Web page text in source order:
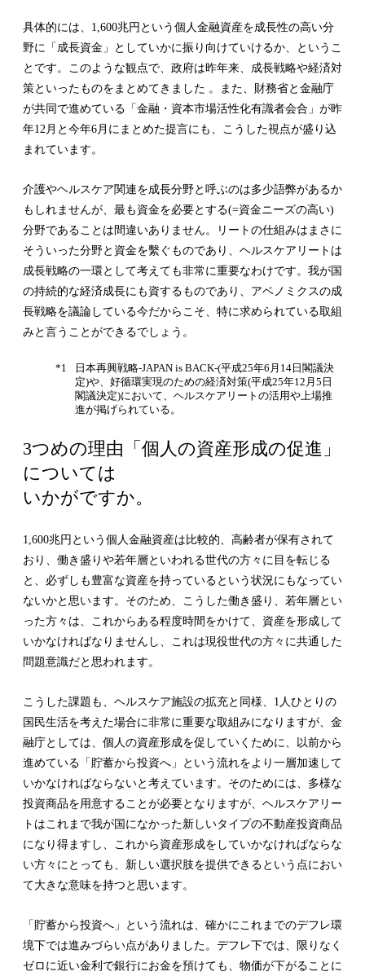
具体的には、1,600兆円という個人金融資産を成長性の高い分
野に「成長資金」としていかに振り向けていけるか、というこ
とです。このような観点で、政府は昨年来、成長戦略や経済対
策といったものをまとめてきました 。また、財務省と金融庁
が共同で進めている「金融・資本市場活性化有識者会合」が昨
年12月と今年6月にまとめた提言にも、こうした視点が盛り込
まれています。
介護やヘルスケア関連を成長分野と呼ぶのは多少語弊があるか
もしれませんが、最も資金を必要とする(=資金ニーズの高い)
分野であることは間違いありません。リートの仕組みはまさに
そういった分野と資金を繫ぐものであり、ヘルスケアリートは
成長戦略の一環として考えても非常に重要なわけです。我が国
の持続的な経済成長にも資するものであり、アベノミクスの成
長戦略を議論している今だからこそ、特に求められている取組
みと言うことができるでしょう。
*1
日本再興戦略-JAPAN is BACK-(平成25年6月14日閣議決
定)や、好循環実現のための経済対策(平成25年12月5日
閣議決定)において、ヘルスケアリートの活用や上場推
進が掲げられている。
3つめの理由「個人の資産形成の促進」
については
いかがですか。
1,600兆円という個人金融資産は比較的、高齢者が保有されて
おり、働き盛りや若年層といわれる世代の方々に目を転じる
と、必ずしも豊富な資産を持っているという状況にもなってい
ないかと思います。そのため、こうした働き盛り、若年層とい
った方々は、これからある程度時間をかけて、資産を形成して
いかなければなりませんし、これは現役世代の方々に共通した
問題意識だと思われます。
こうした課題も、ヘルスケア施設の拡充と同様、1人ひとりの
国民生活を考えた場合に非常に重要な取組みになりますが、金
融庁としては、個人の資産形成を促していくために、以前から
進めている「貯蓄から投資へ」という流れをより一層加速して
いかなければならないと考えています。そのためには、多様な
投資商品を用意することが必要となりますが、ヘルスケアリー
トはこれまで我が国になかった新しいタイプの不動産投資商品
になり得ますし、これから資産形成をしていかなければならな
い方々にとっても、新しい選択肢を提供できるという点におい
て大きな意味を持つと思います。
「貯蓄から投資へ」という流れは、確かにこれまでのデフレ環
境下では進みづらい点がありました。デフレ下では、限りなく
ゼロに近い金利で銀行にお金を預けても、物価が下がることに